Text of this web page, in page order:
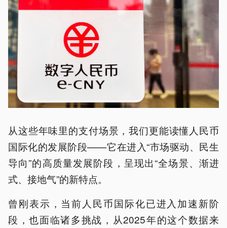
从这些年味里的支付场景，我们更能读懂人民币
国际化的发展阶段——它在进入“市场驱动、民生
导向”的高质量发展阶段，呈现出“全场景、渐进
式、接地气”的新特点。
曾刚表示，当前人民币国际化已进入加速新阶
段，也面临诸多挑战，从2025年的这个数据来